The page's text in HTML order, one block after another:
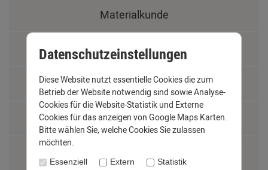
Materialkunde
Fachbegriffe
Jobs
Montage und Installationshilfen
Datenschutzeinstellungen
Diese Website nutzt essentielle Cookies die zum
Betrieb der Website notwendig sind sowie Analyse-
Cookies für die Website-Statistik und Externe
Cookies für das anzeigen von Google Maps Karten.
Bitte wählen Sie, welche Cookies Sie zulassen
möchten.
Essenziell Extern Statistik